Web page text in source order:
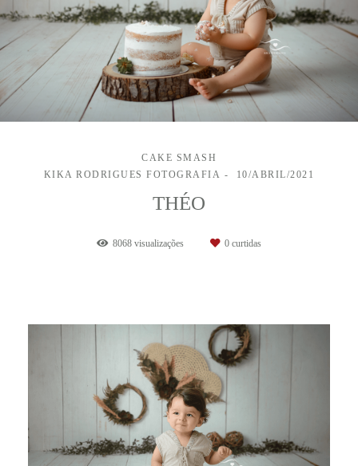
CAKE SMASH
KIKA RODRIGUES FOTOGRAFIA
10/ABRIL/2021
THÉO
8068 visualizações 0 curtidas